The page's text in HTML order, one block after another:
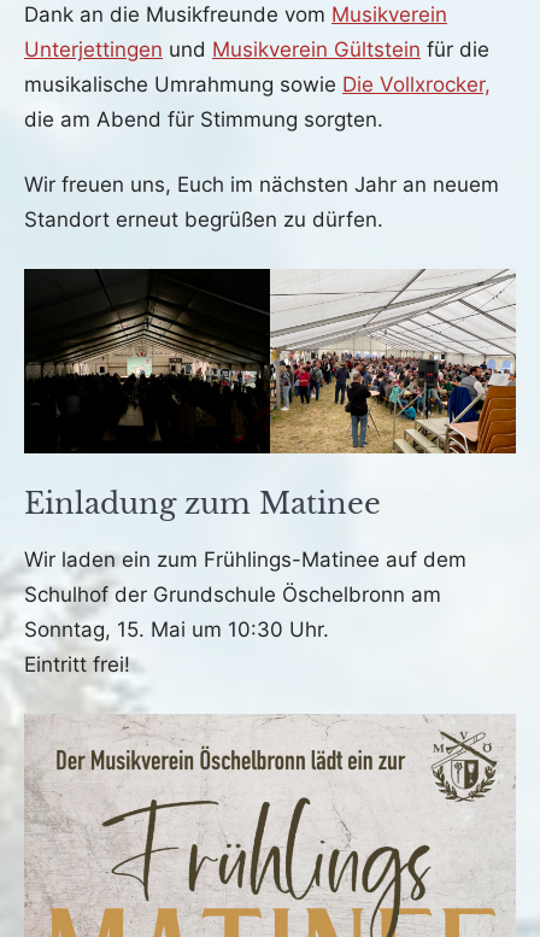
Dank an die Musikfreunde vom Musikverein
Unterjettingen und Musikverein Gültstein für die
musikalische Umrahmung sowie Die Vollxrocker,
die am Abend für Stimmung sorgten.
Wir freuen uns, Euch im nächsten Jahr an neuem
Standort erneut begrüßen zu dürfen.
Einladung zum Matinee
am
5.
Mai
2022
fho
Archiv
Wir laden ein zum Frühlings-Matinee auf dem
Schulhof der Grundschule Öschelbronn am
Sonntag, 15. Mai um 10:30 Uhr.
Eintritt frei!